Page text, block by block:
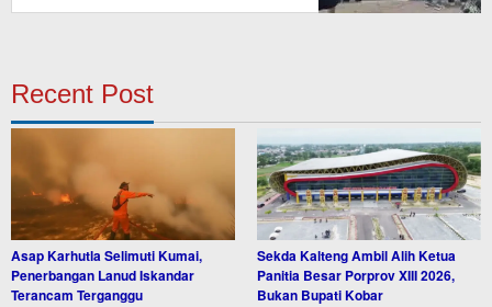
Recent Post
Asap Karhutla Selimuti Kumai,
Penerbangan Lanud Iskandar
Terancam Terganggu
Sekda Kalteng Ambil Alih Ketua
Panitia Besar Porprov XIII 2026,
Bukan Bupati Kobar